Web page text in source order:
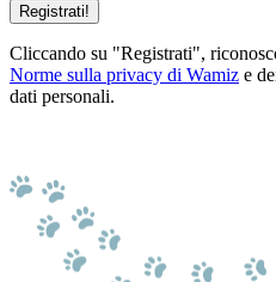
Registrati!
Cliccando su "Registrati",
Norme sulla privacy di Wamiz e
dati personali.